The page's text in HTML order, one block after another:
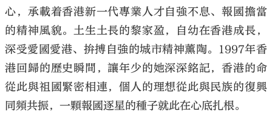
心，承載着香港新一代專業人才自強不息、報國擔當
的精神風貌。土生土長的黎家盈，自幼在香港成長，
深受愛國愛港、拚搏自強的城市精神薰陶。1997年香
港回歸的歷史瞬間，讓年少的她深深銘記，香港的命
從此與祖國緊密相連，個人的理想從此與民族的復興
同頻共振，一顆報國逐星的種子就此在心底扎根。